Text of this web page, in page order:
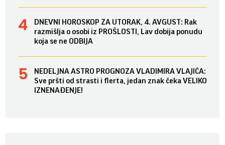
DNEVNI HOROSKOP ZA UTORAK, 4. AVGUST: Rak
razmišlja o osobi iz PROŠLOSTI, Lav dobija ponudu
koja se ne ODBIJA
NEDELJNA ASTRO PROGNOZA VLADIMIRA VLAJIĆA:
Sve pršti od strasti i flerta, jedan znak čeka VELIKO
IZNENAĐENJE!